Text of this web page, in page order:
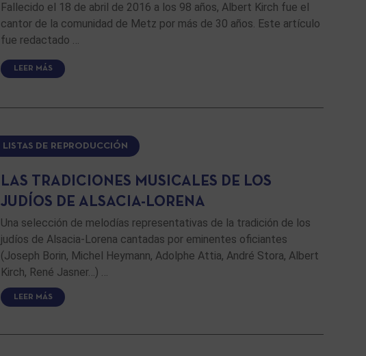
Fallecido el 18 de abril de 2016 a los 98 años, Albert Kirch fue el
cantor de la comunidad de Metz por más de 30 años. Este artículo
fue redactado …
LEER MÁS
LISTAS DE REPRODUCCIÓN
LAS TRADICIONES MUSICALES DE LOS
JUDÍOS DE ALSACIA-LORENA
Una selección de melodías representativas de la tradición de los
judíos de Alsacia-Lorena cantadas por eminentes oficiantes
(Joseph Borin, Michel Heymann, Adolphe Attia, André Stora, Albert
Kirch, René Jasner…) …
LEER MÁS